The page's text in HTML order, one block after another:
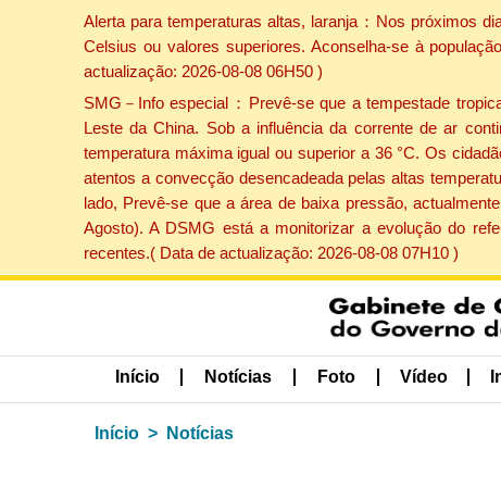
Alerta para temperaturas altas, laranja：Nos próximos
Celsius ou valores superiores. Aconselha-se à
actualização: 2026-08-08 06H50 )
SMG－Info especial：Prevê-se que a tempestade
Leste da China. Sob a influência da corrente de ar
temperatura máxima igual ou superior a 36 °C. Os
atentos a convecção desencadeada pelas altas
lado, Prevê-se que a área de baixa pressão,
Agosto). A DSMG está a monitorizar a evolução do
recentes.( Data de actualização: 2026-08-08 07H10 )
Início Notícias Foto Vídeo
Início Notícias